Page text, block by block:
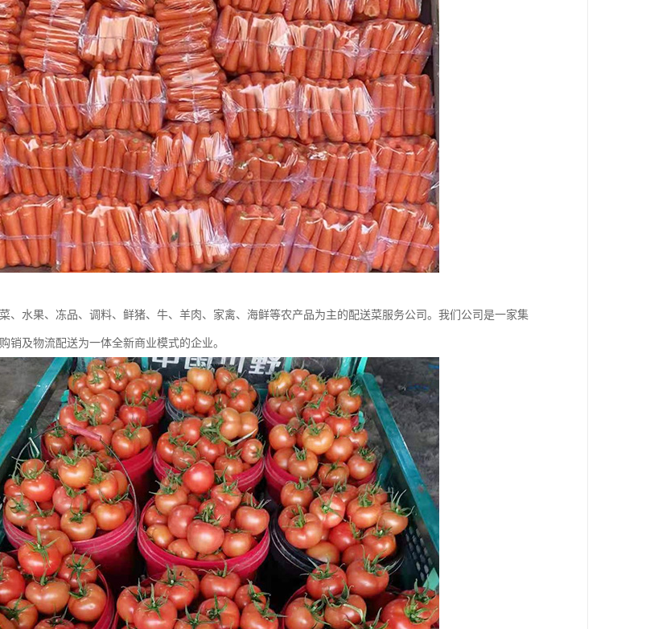
、水果、冻品、调料、鲜猪、牛、羊肉、家禽、海鲜等农产品为主的配送菜服务公司。我们公司是一家集
销及物流配送为一体全新商业模式的企业。